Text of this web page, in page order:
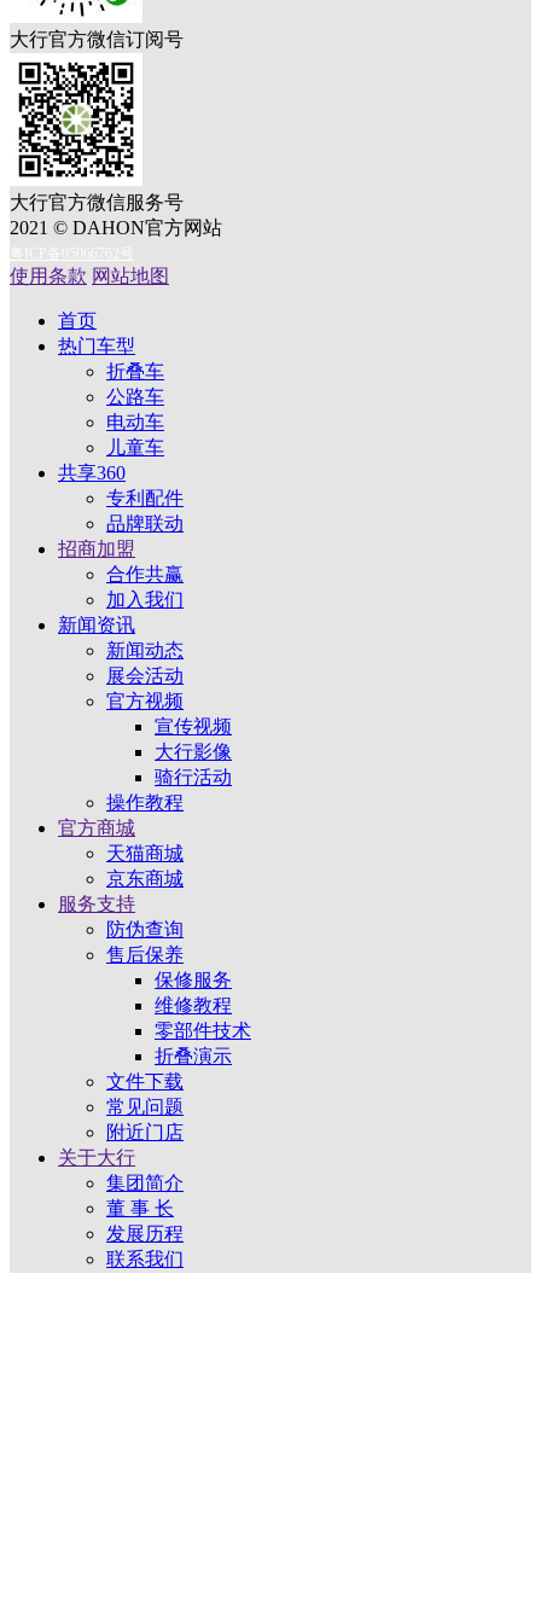
大行官方微信订阅号
大行官方微信服务号
2021 © DAHON官方网站
粤ICP备05066762号
使用条款 网站地图
首页
热门车型
折叠车
公路车
电动车
儿童车
共享360
专利配件
品牌联动
招商加盟
合作共赢
加入我们
新闻资讯
新闻动态
展会活动
官方视频
宣传视频
大行影像
骑行活动
操作教程
官方商城
天猫商城
京东商城
服务支持
防伪查询
售后保养
保修服务
维修教程
零部件技术
折叠演示
文件下载
常见问题
附近门店
关于大行
集团简介
董 事 长
发展历程
联系我们